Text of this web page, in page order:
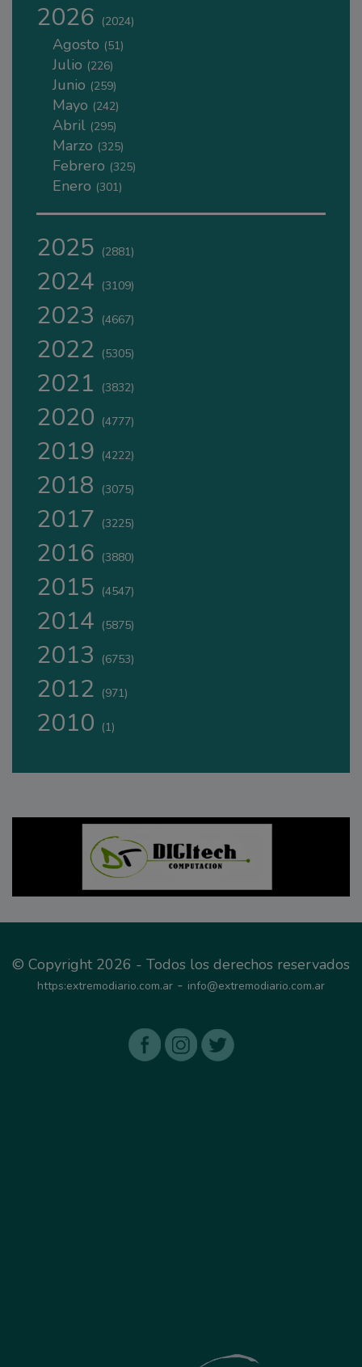
2026 (2024)
Agosto (51)
Julio (226)
Junio (259)
Mayo (242)
Abril (295)
Marzo (325)
Febrero (325)
Enero (301)
2025 (2881)
2024 (3109)
2023 (4667)
2022 (5305)
2021 (3832)
2020 (4777)
2019 (4222)
2018 (3075)
2017 (3225)
2016 (3880)
2015 (4547)
2014 (5875)
2013 (6753)
2012 (971)
2010 (1)
© Copyright 2026 - Todos los derechos reservados
https:extremodiario.com.ar - info@extremodiario.com.ar